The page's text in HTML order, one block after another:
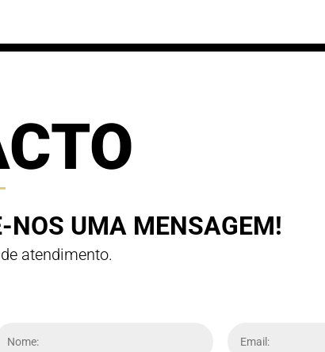
NOS UMA MENSAGEM!
atendimento.